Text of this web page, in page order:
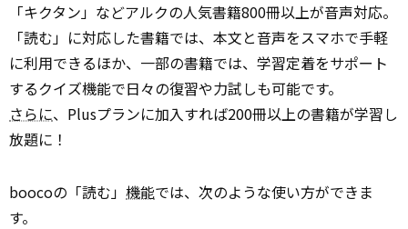
「キクタン」などアルクの人気書籍800冊以上が音声対応。
「読む」に対応した書籍では、本文と音声をスマホで手軽
に利用できるほか、一部の書籍では、学習定着をサポート
するクイズ機能で日々の復習や力試しも可能です。
さらに、Plusプランに加入すれば200冊以上の書籍が学習し
放題に！
boocoの「読む」 機能では、次のような使い方ができま
す。